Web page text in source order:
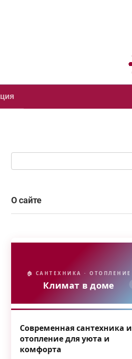
О сайте
🏠 САНТЕХНИКА · ОТОПЛЕНИЕ
Климат в доме
Современная сантехника и
отопление для уюта и
комфорта